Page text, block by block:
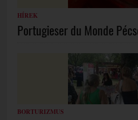
HÍREK
Portugieser du Monde
BORTURIZMUS